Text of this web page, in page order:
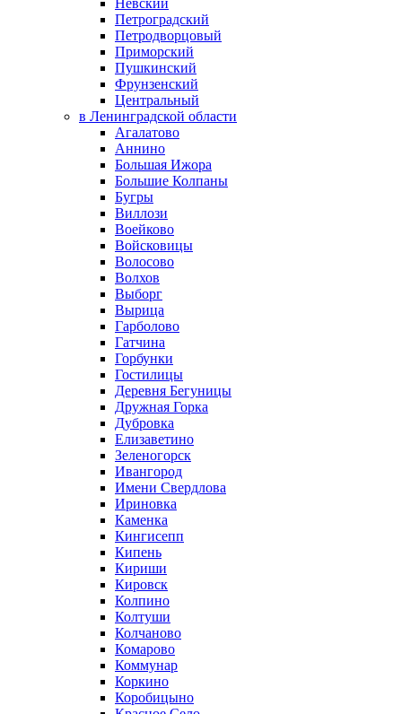
Невский
Петроградский
Петродворцовый
Приморский
Пушкинский
Фрунзенский
Центральный
в Ленинградской области
Агалатово
Аннино
Большая Ижора
Большие Колпаны
Бугры
Виллози
Воейково
Войсковицы
Волосово
Волхов
Выборг
Вырица
Гарболово
Гатчина
Горбунки
Гостилицы
Деревня Бегуницы
Дружная Горка
Дубровка
Елизаветино
Зеленогорск
Ивангород
Имени Свердлова
Ириновка
Каменка
Кингисепп
Кипень
Кириши
Кировск
Колпино
Колтуши
Колчаново
Комарово
Коммунар
Коркино
Коробицыно